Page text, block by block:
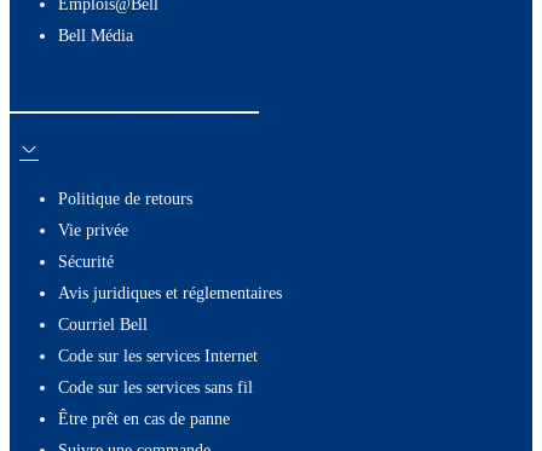
Emplois@Bell
Bell Média
Politique de retours
Vie privée
Sécurité
Avis juridiques et réglementaires
Courriel Bell
Code sur les services Internet
Code sur les services sans fil
Être prêt en cas de panne